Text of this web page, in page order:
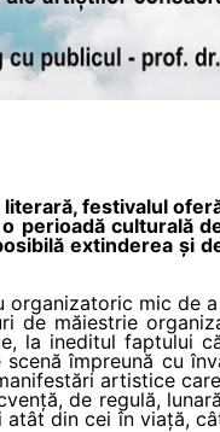
festivalul
perioadă culturală
extinderea și
organizatoric mic de
de măiestrie
la ineditul faptului
împreună cu
artistice
de regulă,
din cei în viață,